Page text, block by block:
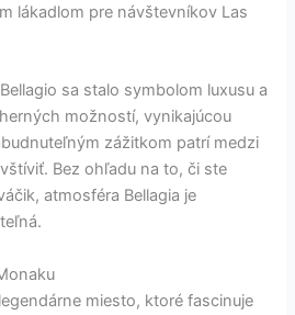
lákadlom pre návštevníkov Las
sa stalo symbolom luxusu a
možností, vynikajúcou
zážitkom patrí medzi
Bez ohľadu na to, či ste
atmosféra Bellagia je
miesto, ktoré fascinuje